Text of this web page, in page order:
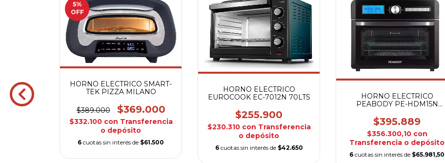
5%
OFF
HORNO ELECTRICO SMART-
TEK PIZZA MILANO
$389.000 $369.000
$332.100 con Transferencia
o depósito
6 cuotas sin interés de $61.500
HORNO ELECTRICO
EUROCOOK EC-7012N 70LTS
$255.900
$230.310 con Transferencia
o depósito
6 cuotas sin interés de $42.650
HORNO ELECTRICO
PEABODY PE-HDM15N
$395.889
$356.300,10 con
Transferencia o depósito
6 cuotas sin interés de $65.981,50